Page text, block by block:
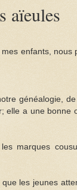
aïeules
enfants,
généalogie,
elle a une bonne
marques
les jeunes